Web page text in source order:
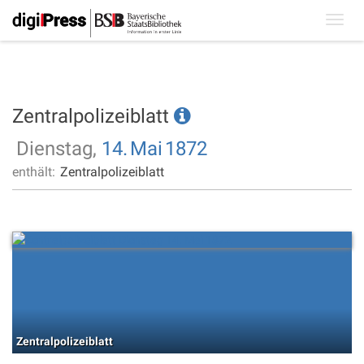
Zentralpolizeiblatt
Dienstag, 14. Mai 1872
enthält: Zentralpolizeiblatt
Zentralpolizeiblatt